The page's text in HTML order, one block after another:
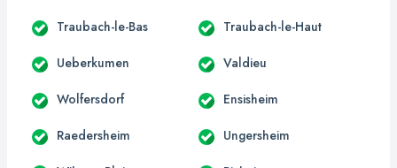
Traubach-le-Bas Traubach-le-Haut
Ueberkumen Valdieu
Wolfersdorf Ensisheim
Raedersheim Ungersheim